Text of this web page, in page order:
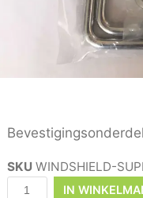
SKU WINDSHIELD-
IN